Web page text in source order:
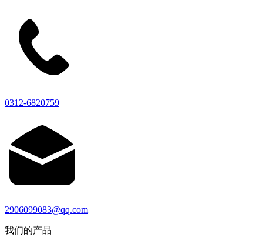
0312-6820759
2906099083@qq.com
我们的产品